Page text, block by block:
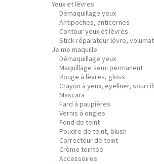
Yeux et lèvres
Démaquillage yeux
Antipoches, anticernes
Contour yeux et lèvres
Stick réparateur lèvre,
Je me maquille
Démaquillage yeux
Maquillage semi permanent
Rouge à lèvres, gloss
Crayon à yeux, eyeliner,
Mascara
Fard à paupières
Vernis à ongles
Fond de teint
Poudre de teint, blush
Correcteur de teint
Crème teintée
Accessoires